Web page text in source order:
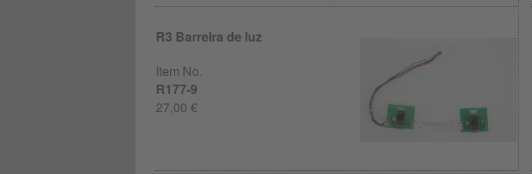
R3 Barreira de luz
Item No.
R177-9
27,00 €